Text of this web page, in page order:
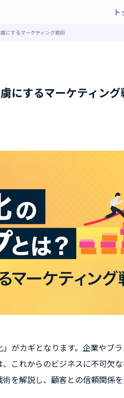
ト
にするマーケティング戦術
にするマーケティング
がカギとなります。企業やブ
これからのビジネスに不可欠
を解説し、顧客との信頼関係